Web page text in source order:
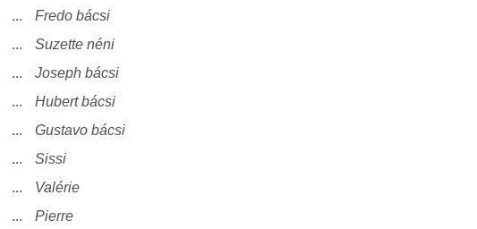
...
Fredo bácsi
...
Suzette néni
...
Joseph bácsi
...
Hubert bácsi
...
Gustavo bácsi
...
Sissi
...
Valérie
...
Pierre